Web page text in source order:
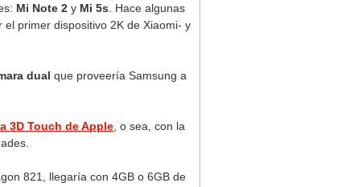
Mi Note 2 y Mi 5s . Hace algunas
el primer dispositivo 2K de Xiaomi- y
dual que proveería Samsung a
3D Touch de Apple , o sea, con la
821, llegaría con 4GB o 6GB de